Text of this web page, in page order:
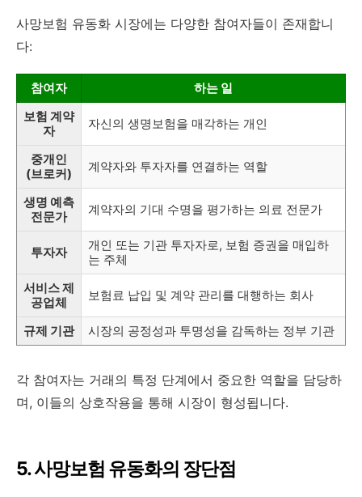
사망보험 유동화 시장에는 다양한 참여자들이 존재합니
다:
참여자
하는 일
보험 계약
자
자신의 생명보험을 매각하는 개인
중개인
(브로커)
계약자와 투자자를 연결하는 역할
생명 예측
전문가
계약자의 기대 수명을 평가하는 의료 전문가
투자자
개인 또는 기관 투자자로, 보험 증권을 매입하
는 주체
서비스 제
공업체
보험료 납입 및 계약 관리를 대행하는 회사
규제 기관 시장의 공정성과 투명성을 감독하는 정부 기관
각 참여자는 거래의 특정 단계에서 중요한 역할을 담당하
며, 이들의 상호작용을 통해 시장이 형성됩니다.
5. 사망보험 유동화의 장단점